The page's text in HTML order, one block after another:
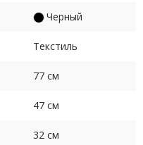
Черный
Текстиль
77 см
47 см
32 см